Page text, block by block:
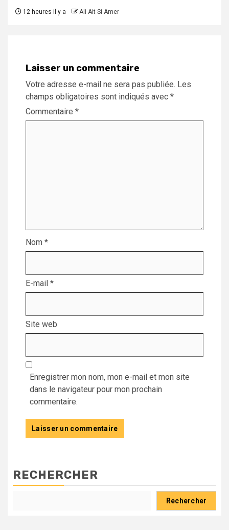
12 heures il y a Ali Ait Si Amer
Laisser un commentaire
Votre adresse e-mail ne sera pas publiée. Les
champs obligatoires sont indiqués avec *
Commentaire *
Nom *
E-mail *
Site web
Enregistrer mon nom, mon e-mail et mon site
dans le navigateur pour mon prochain
commentaire.
RECHERCHER
Rechercher